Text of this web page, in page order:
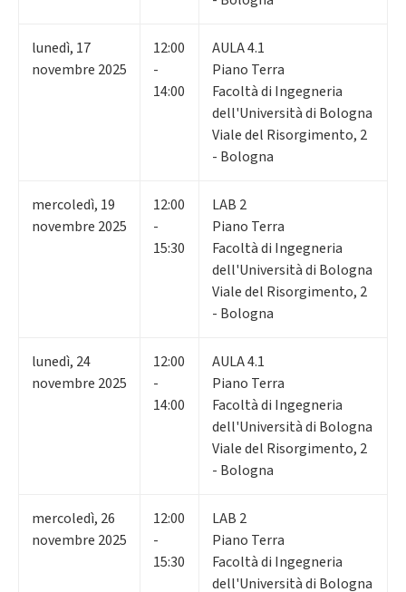
lunedì, 17
novembre 2025
12:00
-
14:00
AULA 4.1
Piano Terra
Facoltà di Ingegneria
dell'Università di Bologna
Viale del Risorgimento, 2
- Bologna
mercoledì, 19
novembre 2025
12:00
-
15:30
LAB 2
Piano Terra
Facoltà di Ingegneria
dell'Università di Bologna
Viale del Risorgimento, 2
- Bologna
lunedì, 24
novembre 2025
12:00
-
14:00
AULA 4.1
Piano Terra
Facoltà di Ingegneria
dell'Università di Bologna
Viale del Risorgimento, 2
- Bologna
mercoledì, 26
novembre 2025
12:00
-
15:30
LAB 2
Piano Terra
Facoltà di Ingegneria
dell'Università di Bologna